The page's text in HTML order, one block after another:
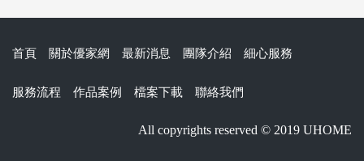
首頁 關於優家網 最新消息 團隊介紹 細心服務
服務流程 作品案例 檔案下載 聯絡我們
All copyrights reserved © 2019 UHOME